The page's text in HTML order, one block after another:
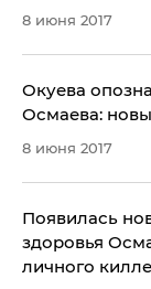
8 июня 2017
​Окуева
Осмаева:
8 июня 2017
​Появилась
здоровья
личного